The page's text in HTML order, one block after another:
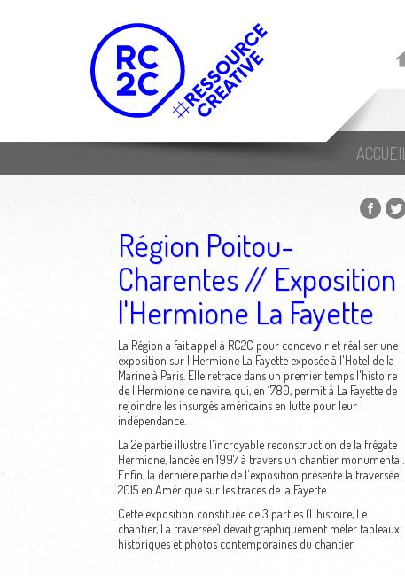
ACCUEIL
Région Poitou-
Charentes // Exposition
l'Hermione La Fayette
La Région a fait appel à RC2C pour concevoir et réaliser une
exposition sur l'Hermione La Fayette exposée à l'Hotel de la
Marine à Paris. Elle retrace dans un premier temps l'histoire
de l'Hermione ce navire, qui, en 1780, permit à La Fayette de
rejoindre les insurgés américains en lutte pour leur
indépendance.
La 2e partie illustre l'incroyable reconstruction de la frégate
Hermione, lancée en 1997 à travers un chantier monumental.
Enfin, la dernière partie de l'exposition présente la traversée
2015 en Amérique sur les traces de la Fayette.
Cette exposition constituée de 3 parties (L'histoire, Le
chantier, La traversée) devait graphiquement méler tableaux
historiques et photos contemporaines du chantier.